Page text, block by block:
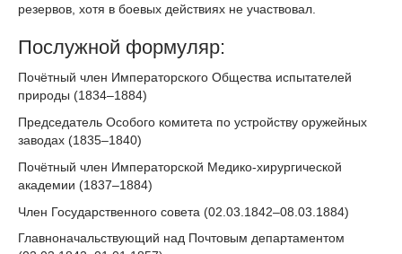
резервов, хотя в боевых действиях не участвовал.
Послужной формуляр:
Почётный член Императорского Общества испытателей
природы (1834–1884)
Председатель Особого комитета по устройству оружейных
заводах (1835–1840)
Почётный член Императорской Медико-хирургической
академии (1837–1884)
Член Государственного совета (02.03.1842–08.03.1884)
Главноначальствующий над Почтовым департаментом